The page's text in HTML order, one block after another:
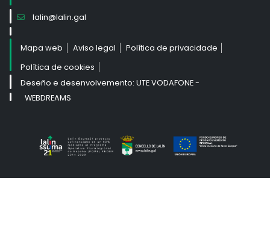
lalin@lalin.gal
Mapa web Aviso legal
Política de privacidade
Política de cookies
Deseño e desenvolvemento: UTE VODAFONE -
WEBDREAMS